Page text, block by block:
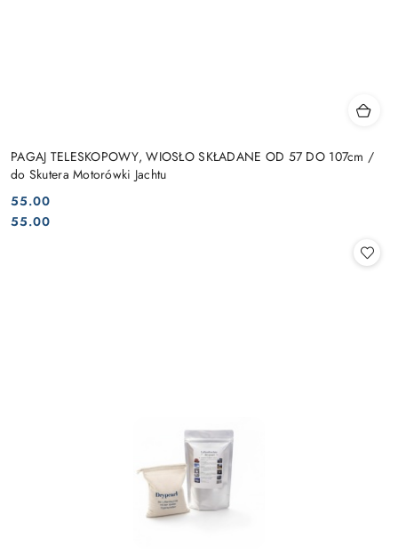
PAGAJ TELESKOPOWY, WIOSŁO SKŁADANE OD 57 DO 107cm /
do Skutera Motorówki Jachtu
Cena:
55.00
Cena:
55.00